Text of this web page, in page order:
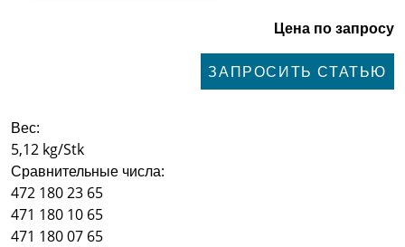
Цена по запросу
ЗАПРОСИТЬ СТАТЬЮ
Вес:
5,12 kg/Stk
Сравнительные числа:
472 180 23 65
471 180 10 65
471 180 07 65